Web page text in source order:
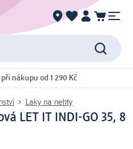
nákupu od 1 290 Kč
Laky na nehty
LET IT INDI-GO 35, 8